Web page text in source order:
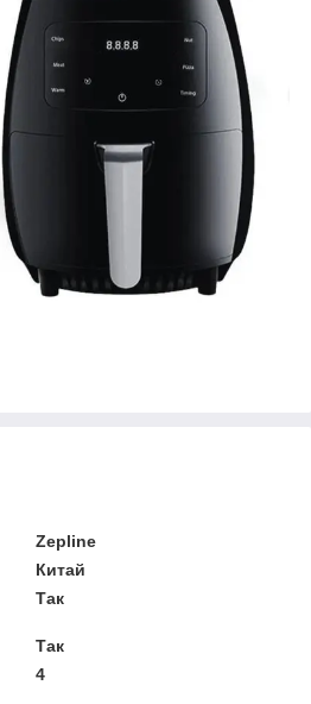
Zepline
Китай
Так
Так
4